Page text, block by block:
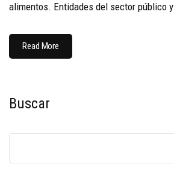
alimentos. Entidades del sector público y
Read More
Buscar